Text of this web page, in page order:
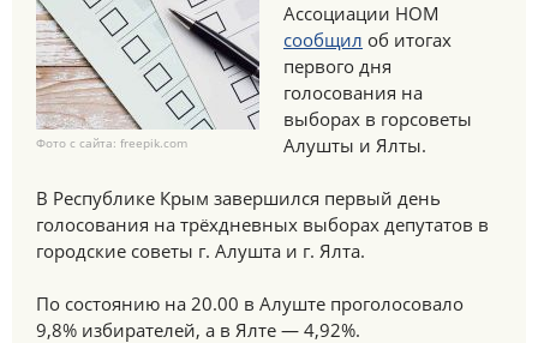
Фото с сайта: freepik.com
Ассоциации НОМ
сообщил об итогах
первого дня
голосования на
выборах в горсоветы
Алушты и Ялты.
В Республике Крым завершился первый день
голосования на трёхдневных выборах депутатов в
городские советы г. Алушта и г. Ялта.
По состоянию на 20.00 в Алуште проголосовало
9,8% избирателей, а в Ялте — 4,92%.